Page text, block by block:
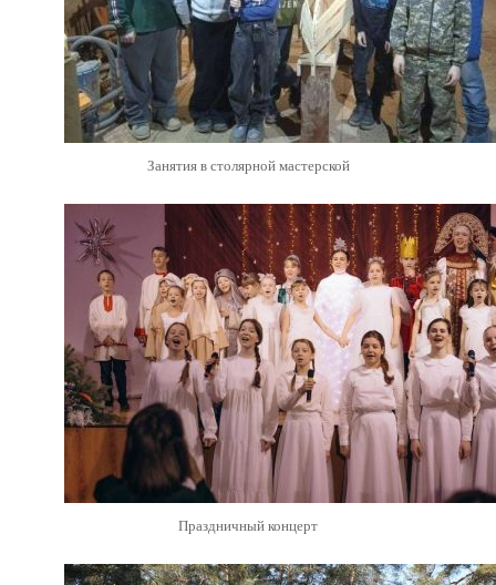
Занятия в столярной мастерской
Праздничный концерт